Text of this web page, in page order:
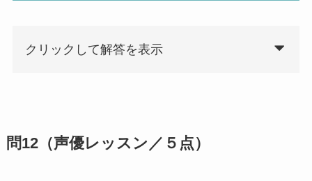
クリックして解答を表示
問12（声優レッスン／５点）